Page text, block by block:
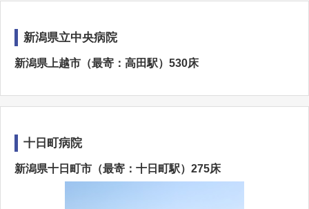
新潟県立中央病院
新潟県上越市（最寄：高田駅）530床
十日町病院
新潟県十日町市（最寄：十日町駅）275床